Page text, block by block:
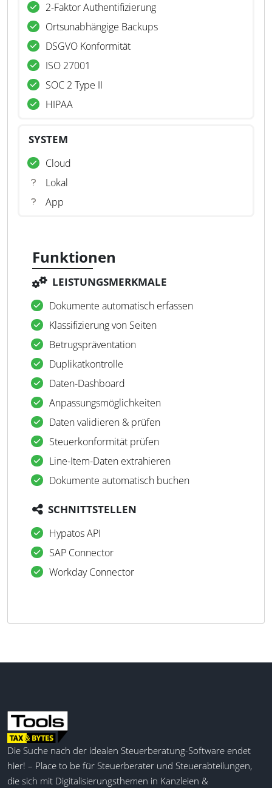
2-Faktor Authentifizierung
Ortsunabhängige Backups
DSGVO Konformität
ISO 27001
SOC 2 Type II
HIPAA
SYSTEM
Cloud
Lokal
App
Funktionen
LEISTUNGSMERKMALE
Dokumente automatisch erfassen
Klassifizierung von Seiten
Betrugspräventation
Duplikatkontrolle
Daten-Dashboard
Anpassungsmöglichkeiten
Daten validieren & prüfen
Steuerkonformität prüfen
Line-Item-Daten extrahieren
Dokumente automatisch buchen
SCHNITTSTELLEN
Hypatos API
SAP Connector
Workday Connector
Die Suche nach der idealen Steuerberatung-Software endet
hier! – Place to be für Steuerberater und Steuerabteilungen,
die sich mit Digitalisierungsthemen in Kanzleien &